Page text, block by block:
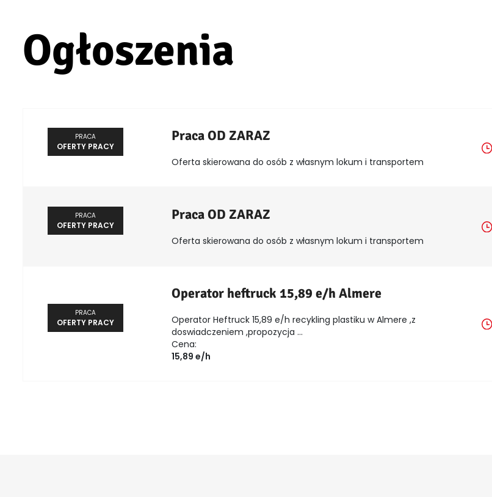
Ogłoszenia
PRACA
OFERTY PRACY
Praca OD ZARAZ
Oferta skierowana do osób z własnym lokum i transportem
PRACA
OFERTY PRACY
Praca OD ZARAZ
Oferta skierowana do osób z własnym lokum i transportem
PRACA
OFERTY PRACY
Operator heftruck 15,89 e/h Almere
Operator Heftruck 15,89 e/h recykling plastiku w Almere ,z
doswiadczeniem ,propozycja ...
Cena:
15,89 e/h